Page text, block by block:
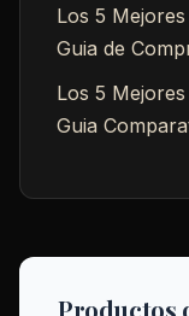
Los 5
Guia de
Los 5
Guia